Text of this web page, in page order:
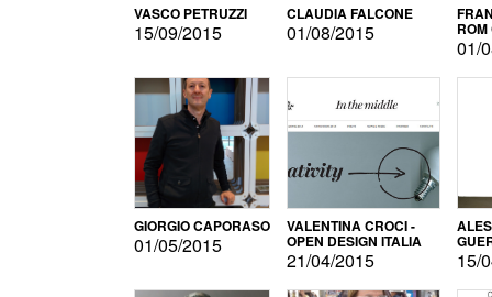
VASCO PETRUZZI
15/09/2015
CLAUDIA FALCONE
01/08/2015
01/
GIORGIO CAPORASO
01/05/2015
VALENTINA CROCI -
OPEN DESIGN ITALIA
21/04/2015 15/